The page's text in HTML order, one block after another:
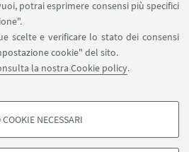
potrai esprimere consensi più specifici
scelte e verificare lo stato dei consensi
cookie" del sito.
la nostra Cookie policy.
- FACOLTATIVI
COOKIE NECESSARI